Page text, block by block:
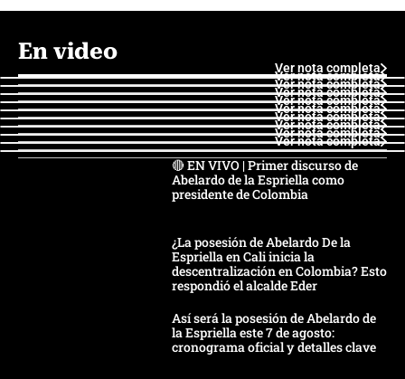
En video
Ver nota completa
Ver nota completa
Ver nota completa
Ver nota completa
Ver nota completa
Ver nota completa
Ver nota completa
Ver nota completa
Ver nota completa
Ver nota completa
🔴 EN VIVO | Primer discurso de
Abelardo de la Espriella como
presidente de Colombia
¿La posesión de Abelardo De la
Espriella en Cali inicia la
descentralización en Colombia? Esto
respondió el alcalde Eder
Así será la posesión de Abelardo de
la Espriella este 7 de agosto:
cronograma oficial y detalles clave